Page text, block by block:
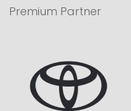
Premium Partner